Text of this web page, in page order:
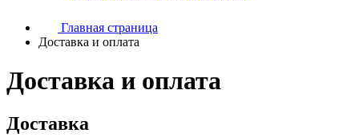
Главная страница
Доставка и оплата
Доставка и оплата
Доставка